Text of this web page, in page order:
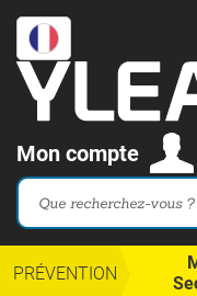
Mon compte
PRÉVENTION